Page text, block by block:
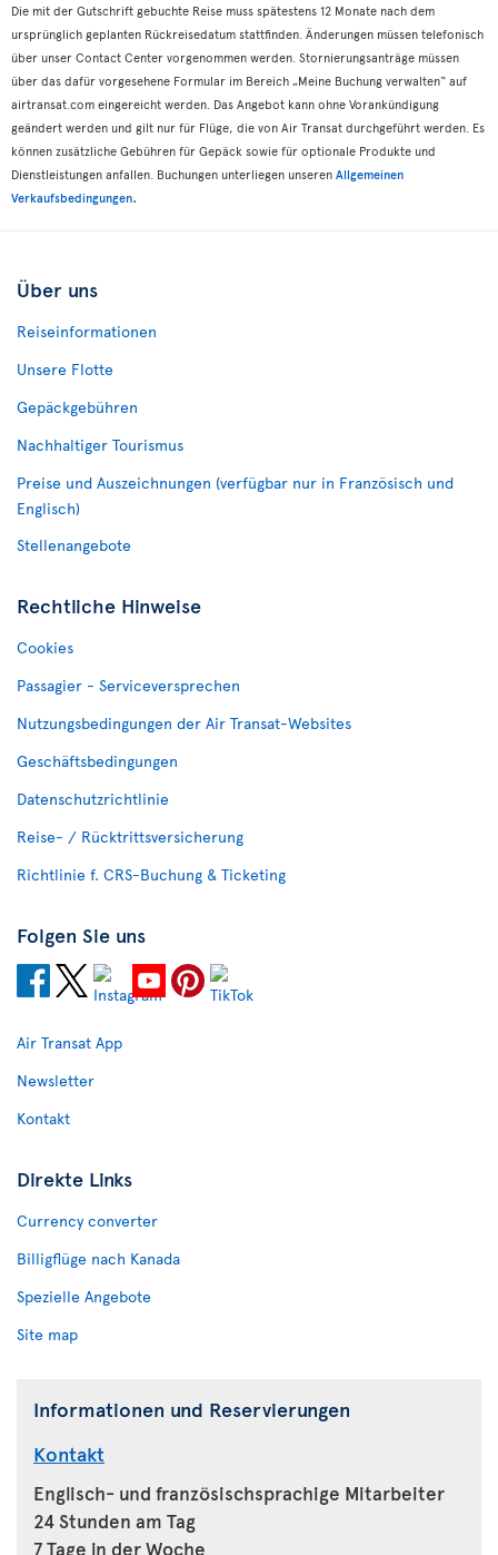
Die mit der Gutschrift gebuchte Reise muss spätestens 12 Monate nach dem
ursprünglich geplanten Rückreisedatum stattfinden. Änderungen müssen telefonisch
über unser Contact Center vorgenommen werden. Stornierungsanträge müssen
über das dafür vorgesehene Formular im Bereich „Meine Buchung verwalten“ auf
airtransat.com eingereicht werden. Das Angebot kann ohne Vorankündigung
geändert werden und gilt nur für Flüge, die von Air Transat durchgeführt werden. Es
können zusätzliche Gebühren für Gepäck sowie für optionale Produkte und
Dienstleistungen anfallen. Buchungen unterliegen unseren Allgemeinen
Verkaufsbedingungen.
Über uns
Reiseinformationen
Unsere Flotte
Gepäckgebühren
Nachhaltiger Tourismus
Preise und Auszeichnungen (verfügbar nur in Französisch und
Englisch)
Stellenangebote
Rechtliche Hinweise
Cookies
Passagier - Serviceversprechen
Nutzungsbedingungen der Air Transat-Websites
Geschäftsbedingungen
Datenschutzrichtlinie
Reise- / Rücktrittsversicherung
Richtlinie f. CRS-Buchung & Ticketing
Folgen Sie uns
Air Transat App
Newsletter
Kontakt
Direkte Links
Currency converter
Billigflüge nach Kanada
Spezielle Angebote
Site map
Informationen und Reservierungen
Kontakt
Englisch- und französischsprachige Mitarbeiter
24 Stunden am Tag
7 Tage in der Woche